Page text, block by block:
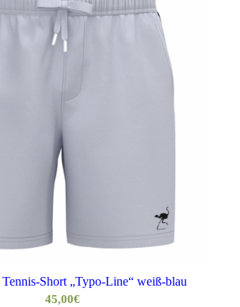
Short „Typo-Line“ weiß-blau
45,00€